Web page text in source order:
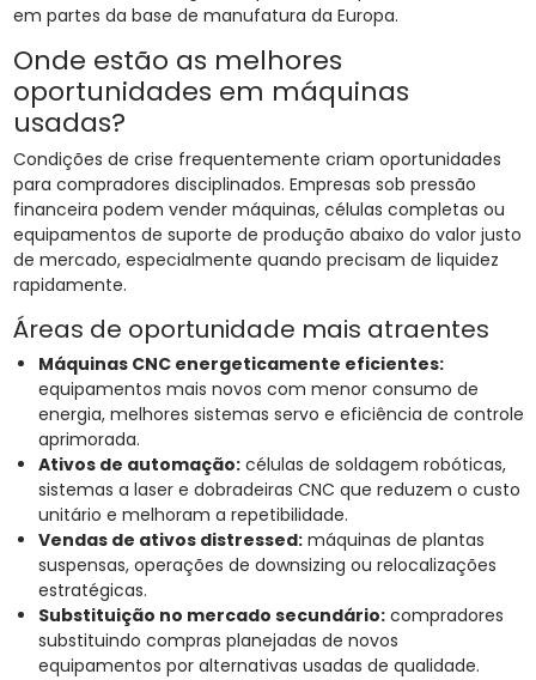
em partes da base de manufatura da Europa.
Onde estão as melhores
oportunidades em máquinas
usadas?
Condições de crise frequentemente criam oportunidades
para compradores disciplinados. Empresas sob pressão
financeira podem vender máquinas, células completas ou
equipamentos de suporte de produção abaixo do valor justo
de mercado, especialmente quando precisam de liquidez
rapidamente.
Áreas de oportunidade mais atraentes
Máquinas CNC energeticamente eficientes:
equipamentos mais novos com menor consumo de
energia, melhores sistemas servo e eficiência de controle
aprimorada.
Ativos de automação:células de soldagem robóticas,
sistemas a laser e dobradeiras CNC que reduzem o custo
unitário e melhoram a repetibilidade.
Vendas de ativos distressed:máquinas de plantas
suspensas, operações de downsizing ou relocalizações
estratégicas.
Substituição no mercado secundário:compradores
substituindo compras planejadas de novos
equipamentos por alternativas usadas de qualidade.